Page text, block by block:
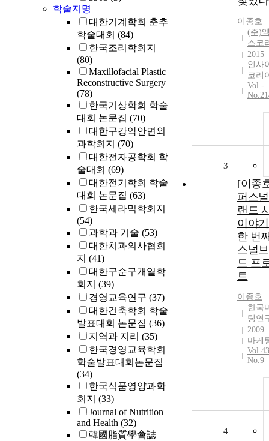
학술지명
대한기계학회 춘추
학술대회 (84)
한국조리학회지
(80)
Maxillofacial Plastic
Reconstructive Surgery
(78)
한국기상학회 학술
대회 논문집 (70)
대한구강악안면외
과학회지 (70)
대한전자공학회 학
술대회 (69)
대한전기학회 학술
대회 논문집 (63)
한국세라믹학회지
(54)
과학과 기술 (53)
대한치과의사협회
지 (41)
대한구순구개열학
회지 (39)
경영교육연구 (37)
대한건축학회 학술
발표대회 논문집 (36)
지역과 지리 (35)
한국경영교육학회
학술발표대회논문집
(34)
한국식품영양과학
회지 (33)
Journal of Nutrition
and Health (32)
韓國脂質學會誌
이종호
(주)
스코
2015
인사
코리
Vol.-
3
[이종
퍼스
랜드
이야
한 번
스널
드 프
트
이종호
한국
팅연
2009
마케
Vol.43
No.9
4